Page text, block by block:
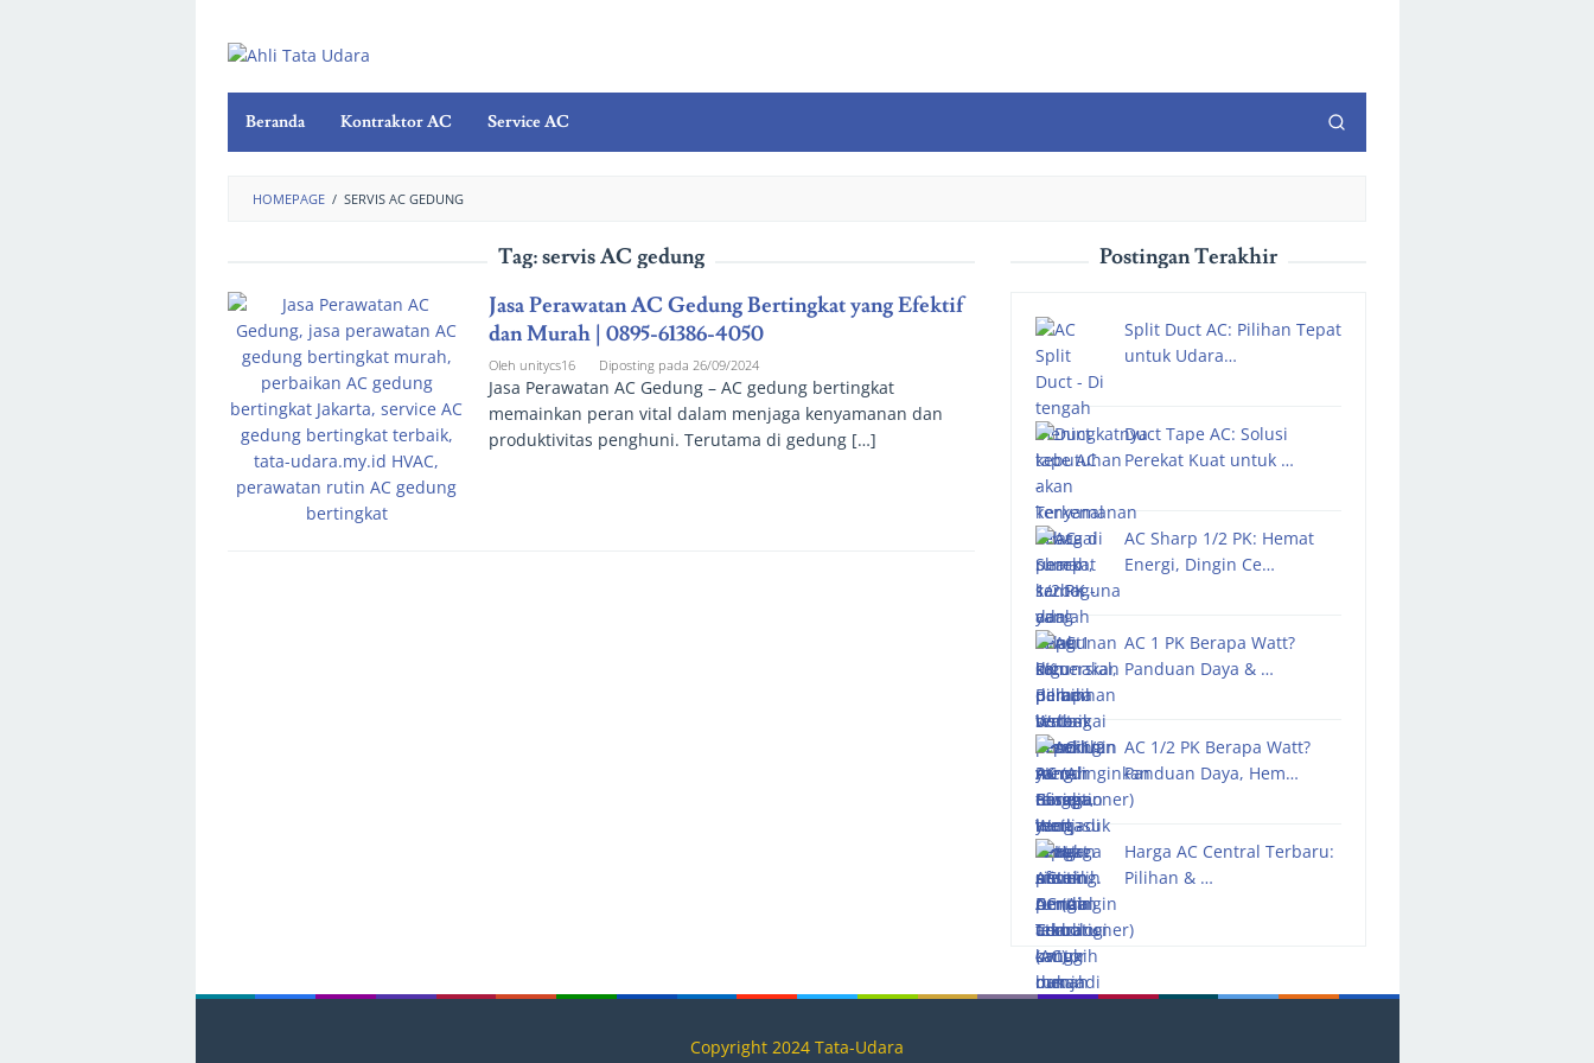
Beranda Kontraktor AC Service AC
HOMEPAGE / SERVIS AC GEDUNG
Tag:servis AC gedung
Jasa Perawatan AC Gedung Bertingkat yang Efektif
dan Murah | 0895-61386-4050
Oleh unitycs16 Diposting pada 26/09/2024
Jasa Perawatan AC Gedung – AC gedung bertingkat
memainkan peran vital dalam menjaga kenyamanan dan
produktivitas penghuni. Terutama di gedung […]
Postingan Terakhir
Split Duct AC: Pilihan Tepat
untuk Udara…
Duct Tape AC: Solusi
Perekat Kuat untuk …
AC Sharp 1/2 PK: Hemat
Energi, Dingin Ce…
AC 1 PK Berapa Watt?
Panduan Daya & …
AC 1/2 PK Berapa Watt?
Panduan Daya, Hem…
Harga AC Central Terbaru:
Pilihan & …
Copyright 2024 Tata-Udara